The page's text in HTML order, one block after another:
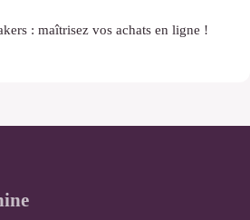
: maîtrisez vos achats en ligne !